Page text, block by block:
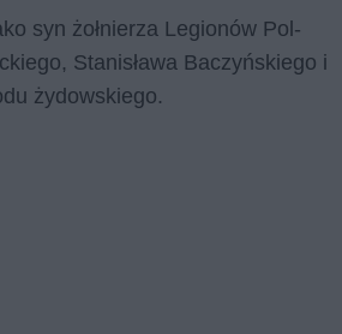
syn żoł­nie­rza Le­gio­nów Pol­
Sta­ni­sła­wa Ba­czyń­skie­go i
ży­dow­skie­go.